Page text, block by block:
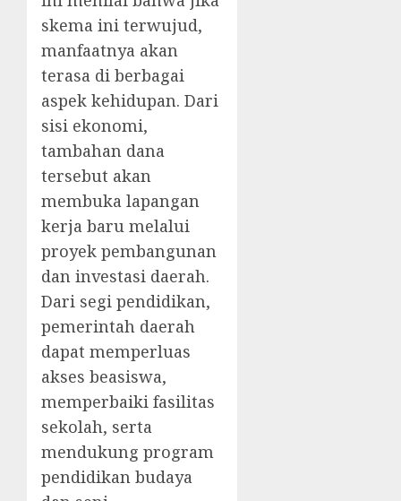
skema ini terwujud,
manfaatnya akan
terasa di berbagai
aspek kehidupan. Dari
sisi ekonomi,
tambahan dana
tersebut akan
membuka lapangan
kerja baru melalui
proyek pembangunan
dan investasi daerah.
Dari segi pendidikan,
pemerintah daerah
dapat memperluas
akses beasiswa,
memperbaiki fasilitas
sekolah, serta
mendukung program
pendidikan budaya